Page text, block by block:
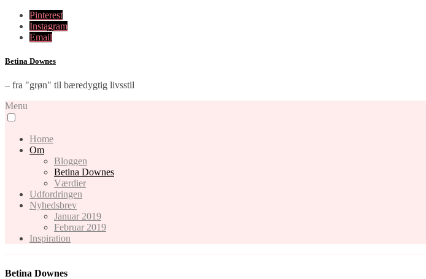
Pinterest
Instagram
Email
Betina Downes
– fra "grøn" til bæredygtig livsstil
Menu
Home
Om
Bloggen
Betina Downes
Værdier
Udfordringen
Nyhedsbrev
Januar 2019
Februar 2019
Inspiration
Betina Downes